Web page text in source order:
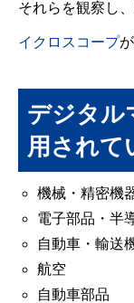
それらを観察し
イクロスコープ
デジタル
用されて
機械・精密機
電子部品・半
自動車・輸送
航空
自動車部品